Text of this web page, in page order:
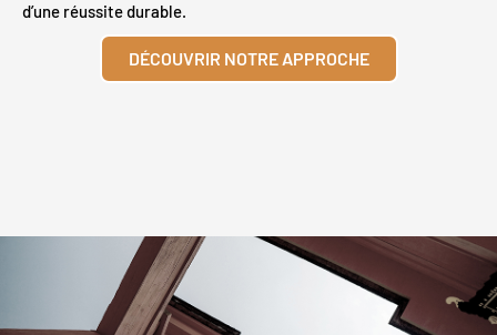
d’une réussite durable.
DÉCOUVRIR NOTRE APPROCHE